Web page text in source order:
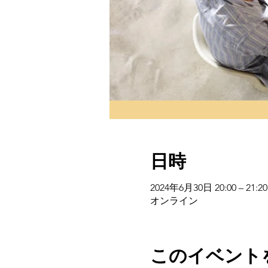
日時
2024年6月30日 20:00 – 21:20
オンライン
このイベン